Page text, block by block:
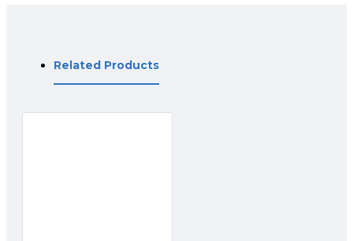
Related Products